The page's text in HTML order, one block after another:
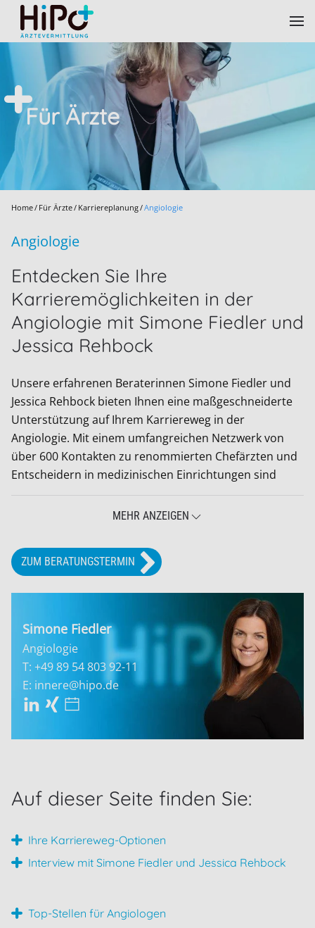
Skip to main content
Für Ärzte
Home Für Ärzte Karriereplanung Angiologie
Angiologie
Entdecken Sie Ihre
Karrieremöglichkeiten in der
Angiologie mit Simone Fiedler und
Jessica Rehbock
Unsere erfahrenen Beraterinnen Simone Fiedler und
Jessica Rehbock bieten Ihnen eine maßgeschneiderte
Unterstützung auf Ihrem Karriereweg in der
Angiologie. Mit einem umfangreichen Netzwerk von
über 600 Kontakten zu renommierten Chefärzten und
Entscheidern in medizinischen Einrichtungen sind
MEHR ANZEIGEN
ZUM BERATUNGSTERMIN
Simone Fiedler
Angiologie
T: +49 89 54 803 92-11
E: innere@hipo.de
Auf dieser Seite finden Sie:
Ihre Karriereweg-Optionen
Interview mit Simone Fiedler und Jessica Rehbock
Top-Stellen für Angiologen